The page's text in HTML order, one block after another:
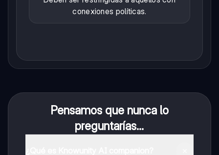
conexiones políticas.
Pensamos que nunca lo
preguntarías...